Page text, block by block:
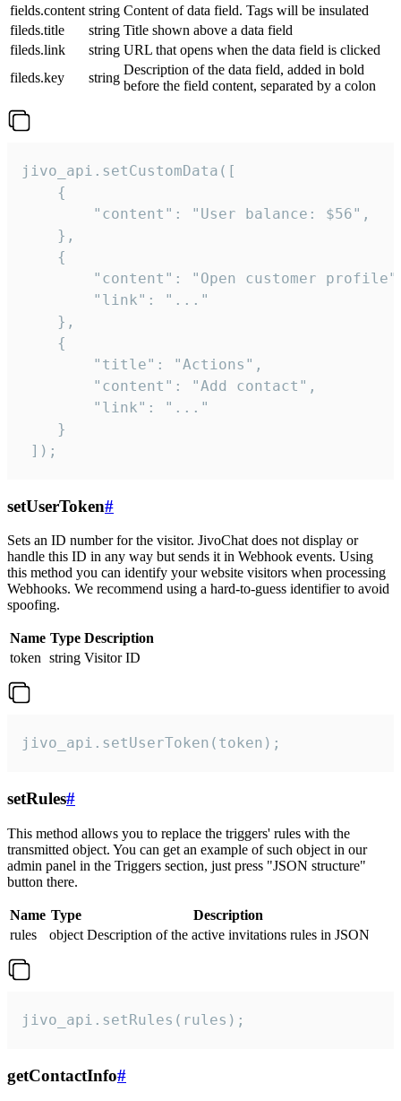
fields.content string Content of data field. Tags will be insulated
fileds.title
string Title shown above a data field
fileds.link
string URL that opens when the data field is clicked
fileds.key
string
Description of the data field, added in bold
before the field content, separated by a colon
jivo_api.setCustomData([
    {
        "content": "User balance: $56",
    },
    {
"content": "Open customer
        "link": "..."
    },
    {
        "title": "Actions",
        "content": "Add contact",
        "link": "..."
    }
]);
setUserToken#
Sets an ID number for the visitor. JivoChat does not display or
handle this ID in any way but sends it in Webhook events. Using
this method you can identify your website visitors when processing
Webhooks. We recommend using a hard-to-guess identifier to avoid
spoofing.
Name Type Description
token string Visitor ID
jivo_api.setUserToken(token);
setRules#
This method allows you to replace the triggers' rules with the
transmitted object. You can get an example of such object in our
admin panel in the Triggers section, just press "JSON structure"
button there.
Name Type
Description
rules
object Description of the active invitations rules in JSON
jivo_api.setRules(rules);
getContactInfo#